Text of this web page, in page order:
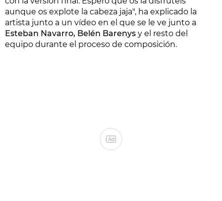
aunque os explote la cabeza jaja", ha explicado la
artista junto a un vídeo en el que se le ve junto a
Esteban Navarro, Belén Barenys y el resto del
equipo durante el proceso de composición.
Ad